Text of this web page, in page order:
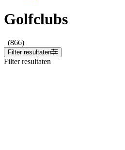
Golfclubs
(866)
Filter resultaten
Filter resultaten